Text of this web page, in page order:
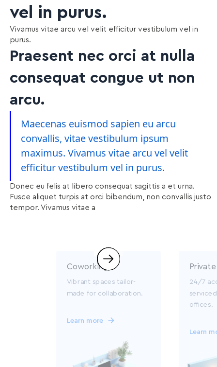
vel in purus.
Vivamus vitae arcu vel velit efficitur vestibulum vel in
purus.
Praesent nec orci at nulla
consequat congue ut non
arcu.
Maecenas euismod sapien eu arcu
convallis, vitae vestibulum ipsum
maximus. Vivamus vitae arcu vel velit
efficitur vestibulum vel in purus.
Donec eu felis at libero consequat sagittis a et urna.
Fusce aliquet turpis at orci bibendum, non convallis justo
tempor. Vivamus vitae a
Coworking
Vibrant spaces tailor-
made for collaboration.
Learn more
24/7
offices.
Learn